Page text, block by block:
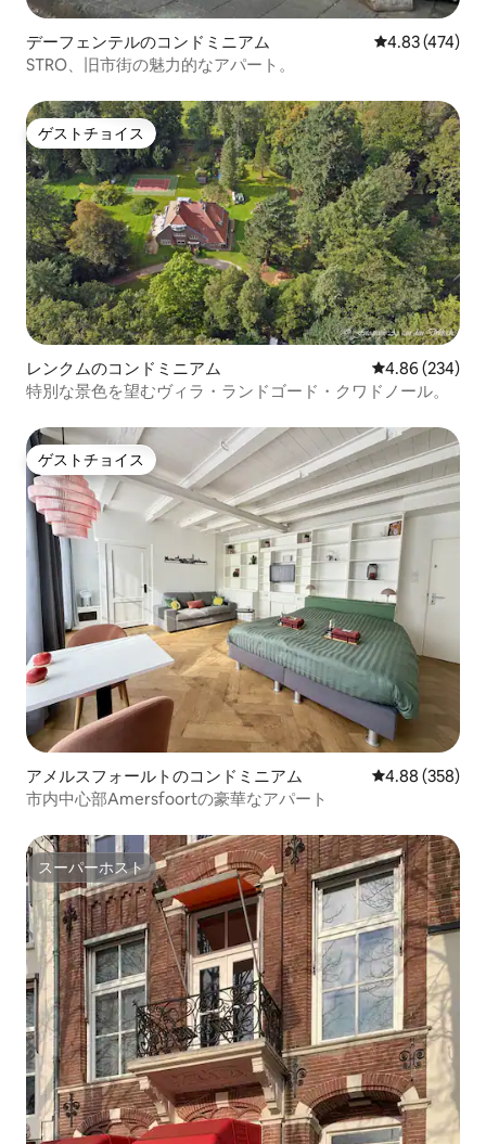
デーフェンテルのコンドミニアム レビュー474
4.83 (474)
STRO、旧市街の魅力的なアパート。
ゲストチョイス
ゲストチョイス
レンクムのコンドミニアム レビュー234
4.86 (234)
特別な景色を望むヴィラ・ランドゴード・クワドノール。
ゲストチョイス
ゲストチョイス
アメルスフォールトのコンドミニアム レビュー358
4.88 (358)
市内中心部Amersfoortの豪華なアパート
スーパーホスト
スーパーホスト